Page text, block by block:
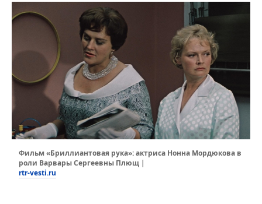
Фильм «Бриллиантовая рука»: актриса Нонна Мордюкова в
роли Варвары Сергеевны Плющ |
rtr-vesti.ru